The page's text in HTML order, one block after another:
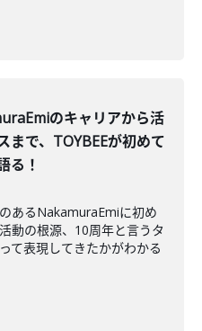
のキャリアから活
まで、TOYBEEが初めて
る！
あるNakamuraEmiに初め
動の根源、10周年と言うタ
て表現してきたかがわかる